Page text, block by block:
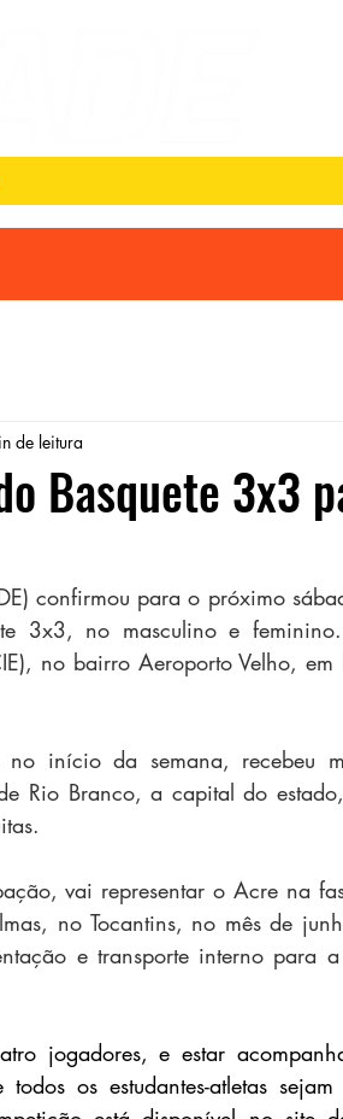
Basquete 3x3
de leitura
confirmou para o próximo
3x3, no masculino e
no bairro Aeroporto Velho, em
no início da semana, recebeu
Rio Branco, a capital do
vai representar o Acre na
no Tocantins, no mês de
e transporte interno para
jogadores, e estar
os estudantes-atletas